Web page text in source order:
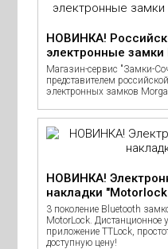
НОВИНКА!
электронные
Магазин-сервис "Замки-
представителем
электронных замков
НОВИНКА!
накладки
3 поколение Bluetooth
MotorLock. Дистанционное
приложение TTLock,
доступную цену!